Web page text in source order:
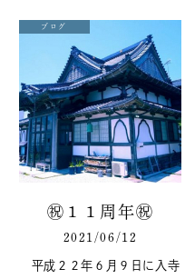
ブログ
㊗１１周年㊗
2021/06/12
平成２２年６月９日に入寺